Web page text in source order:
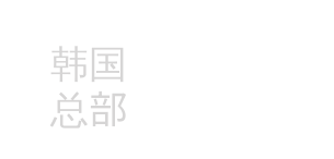
韩国
总部